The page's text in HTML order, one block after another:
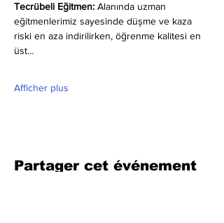
Tecrübeli Eğitmen: Alanında uzman
eğitmenlerimiz sayesinde düşme ve kaza
riski en aza indirilirken, öğrenme kalitesi en
üst…
Afficher plus
Partager cet événement